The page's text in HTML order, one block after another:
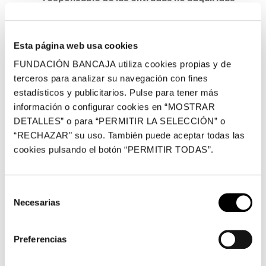
Esta página web usa cookies
FUNDACIÓN BANCAJA utiliza cookies propias y de
terceros para analizar su navegación con fines
estadísticos y publicitarios. Pulse para tener más
información o configurar cookies en “MOSTRAR
DETALLES” o para “PERMITIR LA SELECCIÓN” o
“RECHAZAR" su uso. También puede aceptar todas las
cookies pulsando el botón “PERMITIR TODAS”.
Necesarias
Preferencias
La nueva edición del ciclo
organizado por la Fundación Bancaja con la colaboración
de Pavasal, cuenta con actuaciones en directo de
flamenco, música clásica y jazz. Los conciertos tienen
lugar en la sede de la Fundación Bancaja en Valencia de
octubre de 2025 a marzo de 2026.
A través de un programa plural que aúna tradición y
estilos y sensibilidades, con la presencia de
reconocidos intérpretes que dan forma a un cartel
excepcional.
El ciclo comienza el 25 de octubre con la pianista Marta
Espinós, y continúa con artistas como Miryam Latrece,